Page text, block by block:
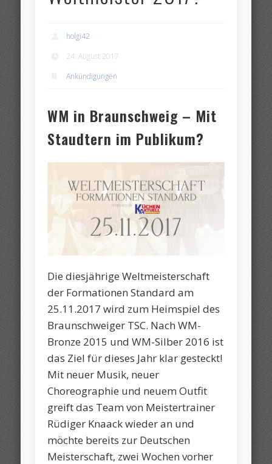
holgi42
24. August 2017
Ankündigungen
WM in Braunschweig – Mit
Staudtern im Publikum?
Die diesjährige Weltmeisterschaft
der Formationen Standard am
25.11.2017 wird zum Heimspiel des
Braunschweiger TSC. Nach WM-
Bronze 2015 und WM-Silber 2016 ist
das Ziel für dieses Jahr klar gesteckt!
Mit neuer Musik, neuer
Choreographie und neuem Outfit
greift das Team von Meistertrainer
Rüdiger Knaack wieder an und
möchte bereits zur Deutschen
Meisterschaft, zwei Wochen vorher